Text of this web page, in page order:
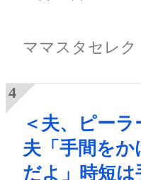
ママスタセレク
＜夫、ピー
夫「手間を
だよ」時短